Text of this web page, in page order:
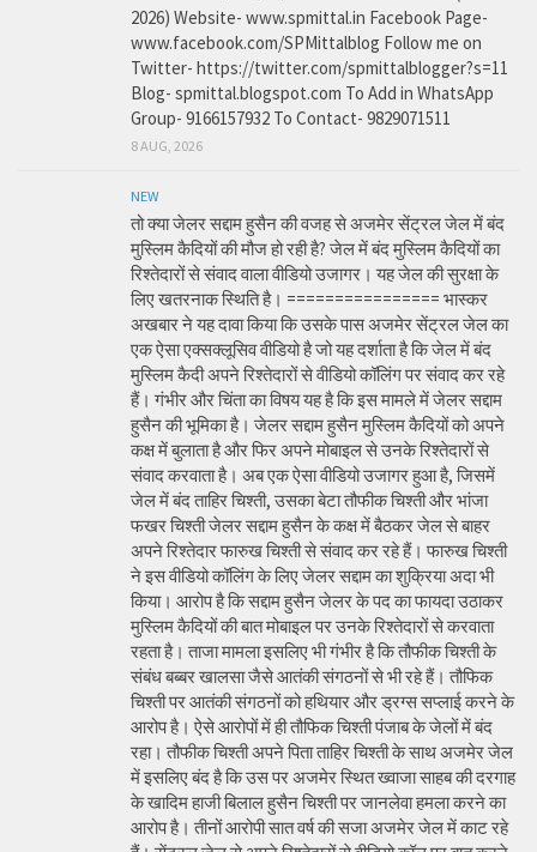
2026) Website- www.spmittal.in Facebook Page-
www.facebook.com/SPMittalblog Follow me on
Twitter- https://twitter.com/spmittalblogger?s=11
Blog- spmittal.blogspot.com To Add in WhatsApp
Group- 9166157932 To Contact- 9829071511
8 AUG, 2026
NEW
तो क्या जेलर सद्दाम हुसैन की वजह से अजमेर सेंट्रल जेल में बंद
मुस्लिम कैदियों की मौज हो रही है? जेल में बंद मुस्लिम कैदियों का
रिश्तेदारों से संवाद वाला वीडियो उजागर। यह जेल की सुरक्षा के
लिए खतरनाक स्थिति है। ================ भास्कर
अखबार ने यह दावा किया कि उसके पास अजमेर सेंट्रल जेल का
एक ऐसा एक्सक्लूसिव वीडियो है जो यह दर्शाता है कि जेल में बंद
मुस्लिम कैदी अपने रिश्तेदारों से वीडियो कॉलिंग पर संवाद कर रहे
हैं। गंभीर और चिंता का विषय यह है कि इस मामले में जेलर सद्दाम
हुसैन की भूमिका है। जेलर सद्दाम हुसैन मुस्लिम कैदियों को अपने
कक्ष में बुलाता है और फिर अपने मोबाइल से उनके रिश्तेदारों से
संवाद करवाता है। अब एक ऐसा वीडियो उजागर हुआ है, जिसमें
जेल में बंद ताहिर चिश्ती, उसका बेटा तौफीक चिश्ती और भांजा
फखर चिश्ती जेलर सद्दाम हुसैन के कक्ष में बैठकर जेल से बाहर
अपने रिश्तेदार फारुख चिश्ती से संवाद कर रहे हैं। फारुख चिश्ती
ने इस वीडियो कॉलिंग के लिए जेलर सद्दाम का शुक्रिया अदा भी
किया। आरोप है कि सद्दाम हुसैन जेलर के पद का फायदा उठाकर
मुस्लिम कैदियों की बात मोबाइल पर उनके रिश्तेदारों से करवाता
रहता है। ताजा मामला इसलिए भी गंभीर है कि तौफीक चिश्ती के
संबंध बब्बर खालसा जैसे आतंकी संगठनों से भी रहे हैं। तौफिक
चिश्ती पर आतंकी संगठनों को हथियार और ड्रग्स सप्लाई करने के
आरोप है। ऐसे आरोपों में ही तौफिक चिश्ती पंजाब के जेलों में बंद
रहा। तौफीक चिश्ती अपने पिता ताहिर चिश्ती के साथ अजमेर जेल
में इसलिए बंद है कि उस पर अजमेर स्थित ख्वाजा साहब की दरगाह
के खादिम हाजी बिलाल हुसैन चिश्ती पर जानलेवा हमला करने का
आरोप है। तीनों आरोपी सात वर्ष की सजा अजमेर जेल में काट रहे